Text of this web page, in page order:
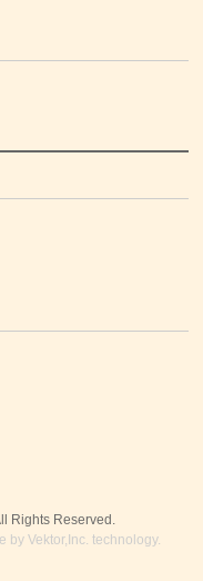
Rights Reserved.
byVektor,Inc. technology.